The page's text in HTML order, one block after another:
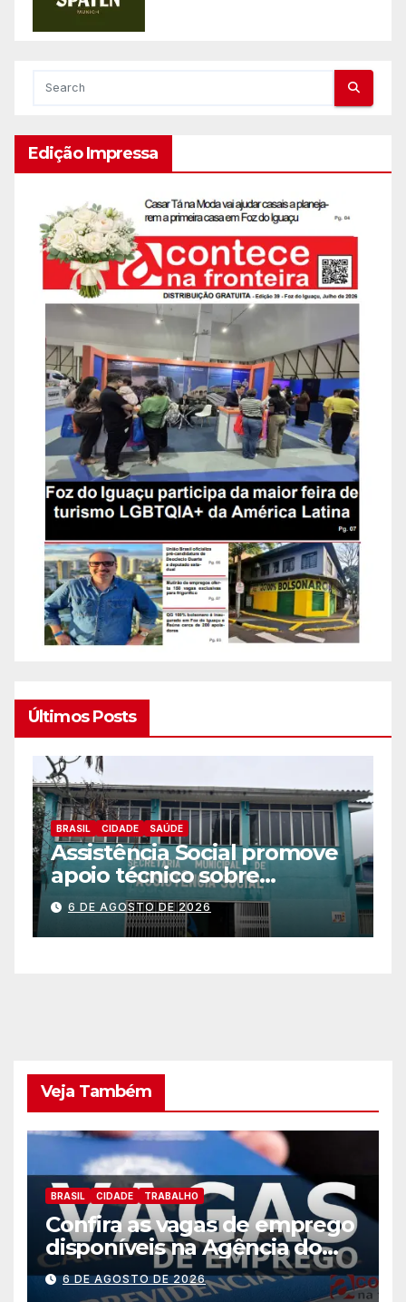
Edição Impressa
Últimos Posts
BRASIL CIDADE ESPORTES
CEJU está com inscrições
abertas para atividades
gratuitas
6 DE AGOSTO DE 2026
Veja Também
BRASIL CIDADE TRABALHO
Confira as vagas de emprego
disponíveis na Agência do
Trabalhador
6 DE AGOSTO DE 2026